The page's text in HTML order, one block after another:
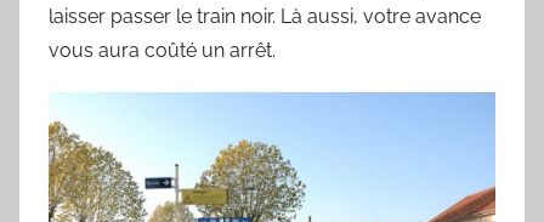
laisser passer le train noir. Là aussi, votre avance
vous aura coûté un arrêt.